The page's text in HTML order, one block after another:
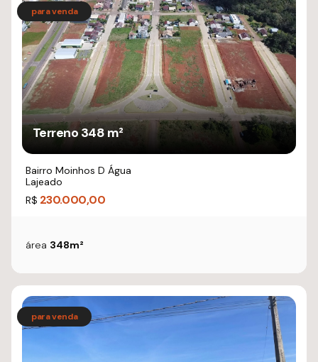
Terreno 348 m²
Bairro Moinhos D Água
Lajeado
R$ 230.000,00
área 348m²